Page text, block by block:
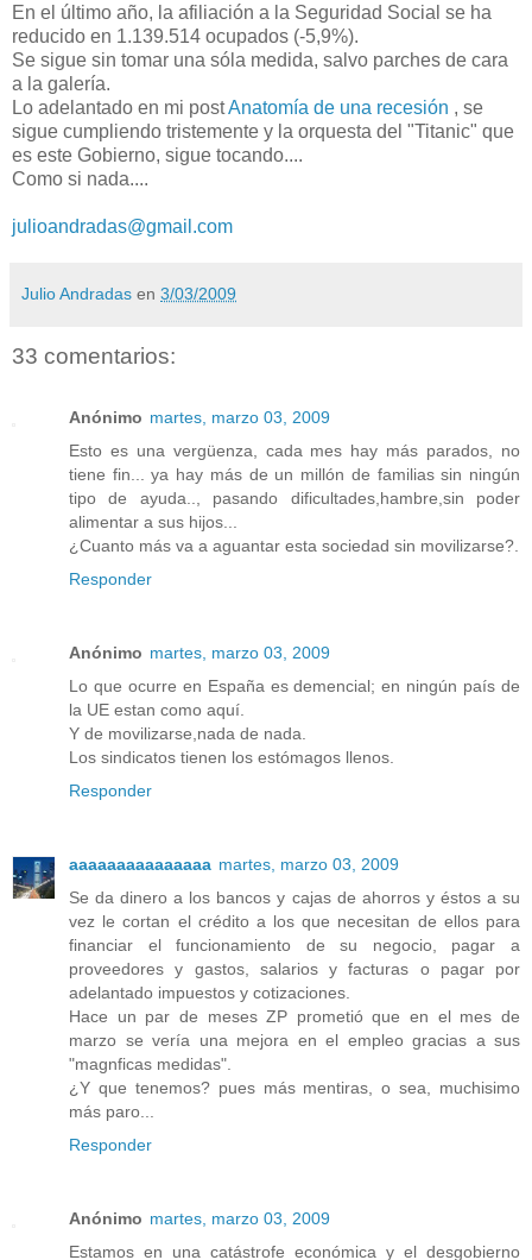
En el último año, la afiliación a la Seguridad Social se ha
reducido en 1.139.514 ocupados (-5,9%).
Se sigue sin tomar una sóla medida, salvo parches de cara
a la galería.
Lo adelantado en mi postAnatomía de una recesión , se
sigue cumpliendo tristemente y la orquesta del "Titanic" que
es este Gobierno, sigue tocando....
Como si nada....
julioandradas@gmail.com
Julio Andradas en 3/03/2009
33 comentarios:
Anónimo martes, marzo 03, 2009
Esto es una vergüenza, cada mes hay más parados, no
tiene fin... ya hay más de un millón de familias sin ningún
tipo de ayuda.., pasando dificultades,hambre,sin poder
alimentar a sus hijos...
¿Cuanto más va a aguantar esta sociedad sin movilizarse?.
Responder
Anónimo martes, marzo 03, 2009
Lo que ocurre en España es demencial; en ningún país de
la UE estan como aquí.
Y de movilizarse,nada de nada.
Los sindicatos tienen los estómagos llenos.
Responder
aaaaaaaaaaaaaaa martes, marzo 03, 2009
Se da dinero a los bancos y cajas de ahorros y éstos a su
vez le cortan el crédito a los que necesitan de ellos para
financiar el funcionamiento de su negocio, pagar a
proveedores y gastos, salarios y facturas o pagar por
adelantado impuestos y cotizaciones.
Hace un par de meses ZP prometió que en el mes de
marzo se vería una mejora en el empleo gracias a sus
"magnficas medidas".
¿Y que tenemos? pues más mentiras, o sea, muchisimo
más paro...
Responder
Anónimo martes, marzo 03, 2009
Estamos en una catástrofe económica y el desgobierno